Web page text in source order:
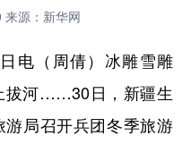
服务
云看书画 光影新疆
廉政频道 新华视角看新疆
来源：新华网
（周倩）冰雕雪雕
拔河……30日，新疆生
局召开兵团冬季旅游